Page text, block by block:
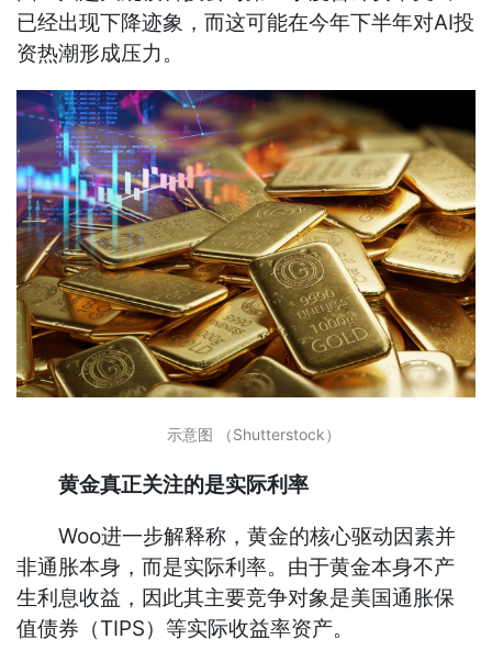
已经出现下降迹象，而这可能在今年下半年对AI投
资热潮形成压力。
示意图 （Shutterstock）
黄金真正关注的是实际利率
Woo进一步解释称，黄金的核心驱动因素并
非通胀本身，而是实际利率。由于黄金本身不产
生利息收益，因此其主要竞争对象是美国通胀保
值债券（TIPS）等实际收益率资产。